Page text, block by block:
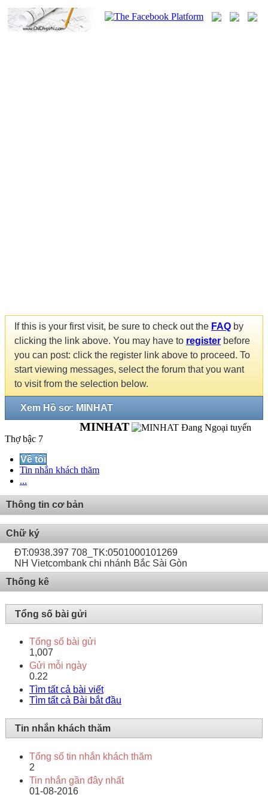
If this is your first visit, be sure to check out the FAQ by
clicking the link above. You may have to register before
you can post: click the register link above to proceed. To
start viewing messages, select the forum that you want
to visit from the selection below.
Xem Hồ sơ: MINHAT
MINHAT
Thợ bậc 7
Về tôi
Tin nhắn khách thăm
...
Thông tin cơ bản
Chữ ký
ĐT:0938.397 708_TK:0501000101269
NH Vietcombank chi nhánh Bắc Sài Gòn
Thống kê
Tổng số bài gửi
Tổng số bài gửi
1,007
Gửi mỗi ngày
0.22
Tìm tất cả bài viết
Tìm tất cả Bài bắt đầu
Tin nhắn khách thăm
Tổng số tin nhắn khách thăm
2
Tin nhắn gần đây nhất
01-08-2016